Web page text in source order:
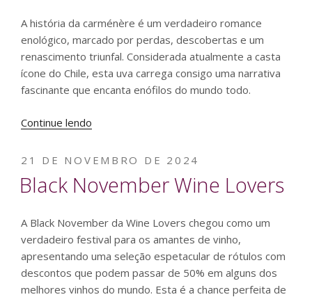
A história da carménère é um verdadeiro romance
enológico, marcado por perdas, descobertas e um
renascimento triunfal. Considerada atualmente a casta
ícone do Chile, esta uva carrega consigo uma narrativa
fascinante que encanta enófilos do mundo todo.
Continue lendo
uva
renasceu”
PUBLICADO
EM
21 DE NOVEMBRO DE 2024
Black November Wine Lovers
A Black November da Wine Lovers chegou como um
verdadeiro festival para os amantes de vinho,
apresentando uma seleção espetacular de rótulos com
descontos que podem passar de 50% em alguns dos
melhores vinhos do mundo. Esta é a chance perfeita de